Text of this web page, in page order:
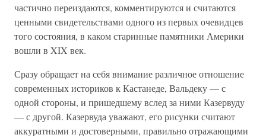
частично переиздаются, комментируются и считаются
ценными свидетельствами одного из первых очевидцев
того состояния, в каком старинные памятники Америки
вошли в XIX век.
Сразу обращает на себя внимание различное отношение
современных историков к Кастанеде, Вальдеку — с
одной стороны, и пришедшему вслед за ними Казервуду
— с другой. Казервуда уважают, его рисунки считают
аккуратными и достоверными, правильно отражающими